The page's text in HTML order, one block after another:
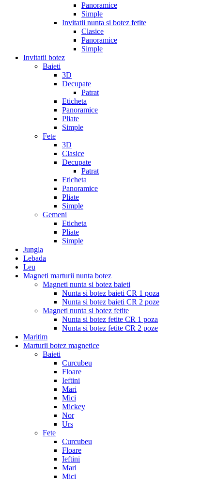
Panoramice
Simple
Invitatii nunta si botez fetite
Clasice
Panoramice
Simple
Invitatii botez
Baieti
3D
Decupate
Patrat
Eticheta
Panoramice
Pliate
Simple
Fete
3D
Clasice
Decupate
Patrat
Eticheta
Panoramice
Pliate
Simple
Gemeni
Eticheta
Pliate
Simple
Jungla
Lebada
Leu
Magneti marturii nunta botez
Magneti nunta si botez baieti
Nunta si botez baieti CR 1 poza
Nunta si botez baieti CR 2 poze
Magneti nunta si botez fetite
Nunta si botez fetite CR 1 poza
Nunta si botez fetite CR 2 poze
Maritim
Marturii botez magnetice
Baieti
Curcubeu
Floare
Ieftini
Mari
Mici
Mickey
Nor
Urs
Fete
Curcubeu
Floare
Ieftini
Mari
Mici